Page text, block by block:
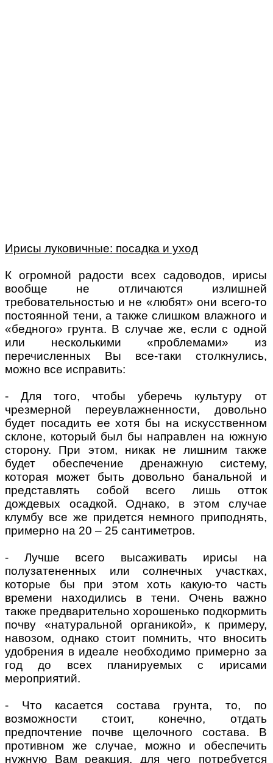
Ирисы луковичные: посадка и уход
К огромной радости всех садоводов, ирисы
вообще не отличаются излишней
требовательностью и не «любят» они всего-то
постоянной тени, а также слишком влажного и
«бедного» грунта. В случае же, если с одной
или несколькими «проблемами» из
перечисленных Вы все-таки столкнулись,
можно все исправить:
- Для того, чтобы уберечь культуру от
чрезмерной переувлажненности, довольно
будет посадить ее хотя бы на искусственном
склоне, который был бы направлен на южную
сторону. При этом, никак не лишним также
будет обеспечение дренажную систему,
которая может быть довольно банальной и
представлять собой всего лишь отток
дождевых осадкой. Однако, в этом случае
клумбу все же придется немного приподнять,
примерно на 20 – 25 сантиметров.
- Лучше всего высаживать ирисы на
полузатененных или солнечных участках,
которые бы при этом хоть какую-то часть
времени находились в тени. Очень важно
также предварительно хорошенько подкормить
почву «натуральной органикой», к примеру,
навозом, однако стоит помнить, что вносить
удобрения в идеале необходимо примерно за
год до всех планируемых с ирисами
мероприятий.
- Что касается состава грунта, то, по
возможности стоит, конечно, отдать
предпочтение почве щелочного состава. В
противном же случае, можно и обеспечить
нужную Вам реакция, для чего потребуется